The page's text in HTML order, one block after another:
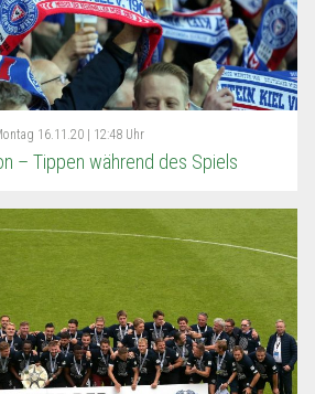
16.11.20 | 12:48 Uhr
– Tippen während des Spiels